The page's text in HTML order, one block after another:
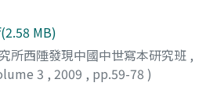
MB)
所西陲發現中國中世寫本研究班 ,
3 , 2009 , pp.59-78 )